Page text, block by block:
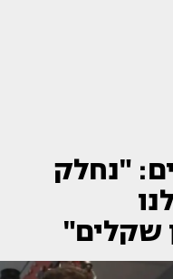
"נחלק
שקלים"